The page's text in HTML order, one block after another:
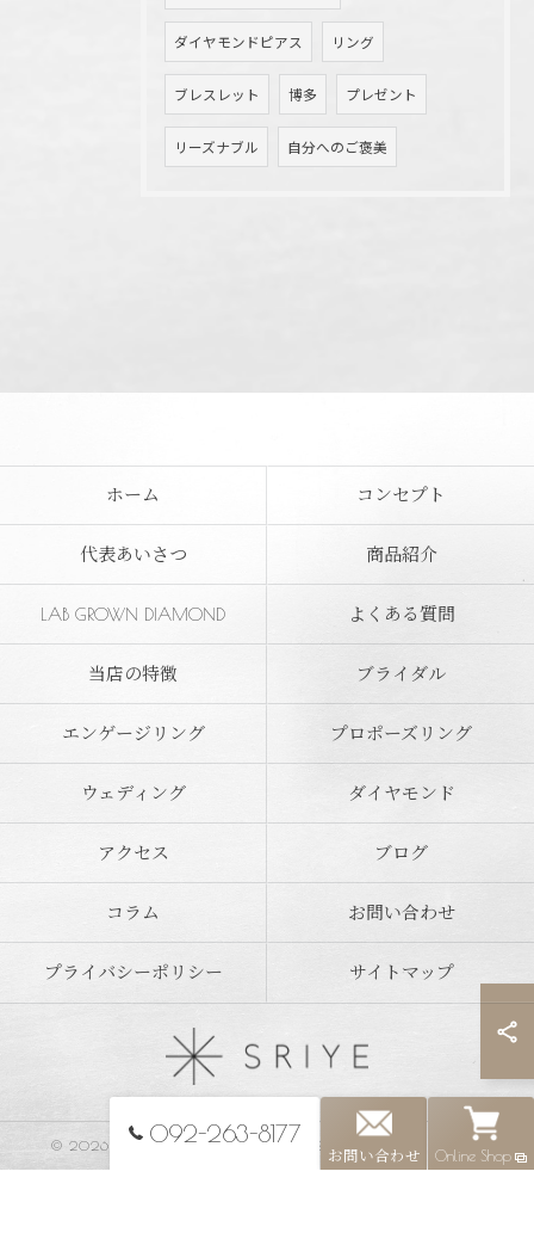
ダイヤモンドピアス リング
ブレスレット 博多 プレゼント
リーズナブル 自分へのご褒美
092-263-8177
お問い合わせ Online Shop
ホーム コンセプト
代表あいさつ 商品紹介
LAB GROWN DIAMOND よくある質問
当店の特徴 ブライダル
エンゲージリング プロポーズリング
ウェディング ダイヤモンド
アクセス ブログ
コラム お問い合わせ
プライバシーポリシー サイトマップ
© 2026 福岡県福岡市のジュエリーならSRIYE ALL RIGHTS RESERVED.